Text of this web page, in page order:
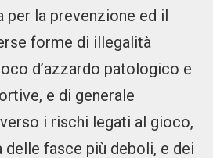
per la prevenzione ed il
forme di illegalità
d’azzardo patologico e
e di generale
i rischi legati al gioco,
fasce più deboli, e dei